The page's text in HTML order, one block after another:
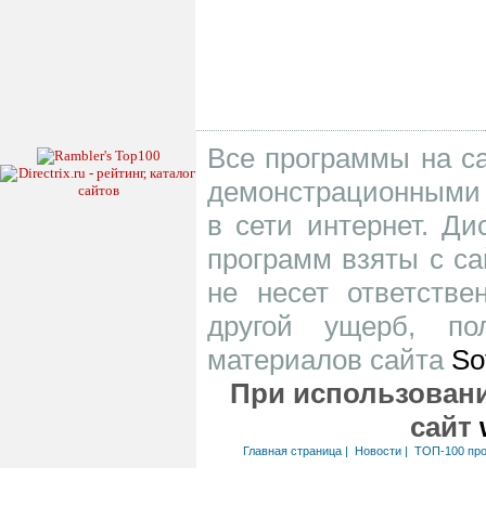
Все программы на
в сети интернет.
программ взяты с
не несет
другой ущерб,
материалов сайта
При
сайт
Главная страница| Новости| ТОП-100